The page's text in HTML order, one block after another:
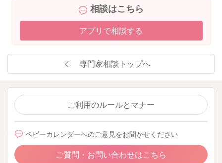
相談はこちら
アプリで相談する
専門家相談トップへ
ご利用のルールとマナー
ベビーカレンダーへのご意見をお聞かせください
ご質問・お問い合わせはこちら